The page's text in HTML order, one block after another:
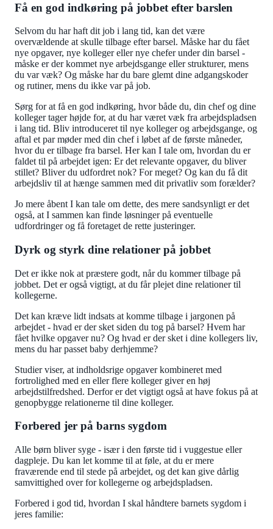
Få en god indkøring på jobbet efter barslen
Selvom du har haft dit job i lang tid, kan det være
overvældende at skulle tilbage efter barsel. Måske har du fået
nye opgaver, nye kolleger eller nye chefer under din barsel -
måske er der kommet nye arbejdsgange eller strukturer, mens
du var væk? Og måske har du bare glemt dine adgangskoder
og rutiner, mens du ikke var på job.
Sørg for at få en god indkøring, hvor både du, din chef og dine
kolleger tager højde for, at du har været væk fra arbejdspladsen
i lang tid. Bliv introduceret til nye kolleger og arbejdsgange, og
aftal et par møder med din chef i løbet af de første måneder,
hvor du er tilbage fra barsel. Her kan I tale om, hvordan du er
faldet til på arbejdet igen: Er det relevante opgaver, du bliver
stillet? Bliver du udfordret nok? For meget? Og kan du få dit
arbejdsliv til at hænge sammen med dit privatliv som forælder?
Jo mere åbent I kan tale om dette, des mere sandsynligt er det
også, at I sammen kan finde løsninger på eventuelle
udfordringer og få foretaget de rette justeringer.
Dyrk og styrk dine relationer på jobbet
Det er ikke nok at præstere godt, når du kommer tilbage på
jobbet. Det er også vigtigt, at du får plejet dine relationer til
kollegerne.
Det kan kræve lidt indsats at komme tilbage i jargonen på
arbejdet - hvad er der sket siden du tog på barsel? Hvem har
fået hvilke opgaver nu? Og hvad er der sket i dine kollegers liv,
mens du har passet baby derhjemme?
Studier viser, at indholdsrige opgaver kombineret med
fortrolighed med en eller flere kolleger giver en høj
arbejdstilfredshed. Derfor er det vigtigt også at have fokus på at
genopbygge relationerne til dine kolleger.
Forbered jer på barns sygdom
Alle børn bliver syge - især i den første tid i vuggestue eller
dagpleje. Du kan let komme til at føle, at du er mere
fraværende end til stede på arbejdet, og det kan give dårlig
samvittighed over for kollegerne og arbejdspladsen.
Forbered i god tid, hvordan I skal håndtere barnets sygdom i
jeres familie: